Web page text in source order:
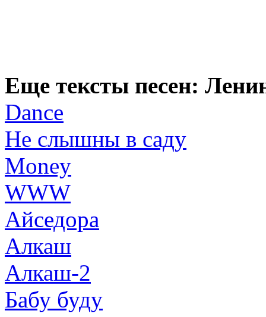
Еще тексты песен:
Dance
Hе слышны в садy
Money
WWW
Айседоpа
Алкаш
Алкаш-2
Бабу буду